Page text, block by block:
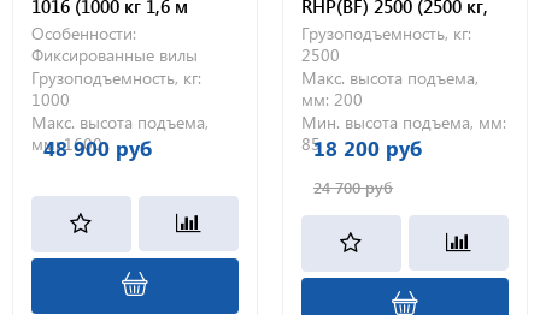
1016 (1000 кг 1,6 м
фиксированные вилы)
Особенности:
Фиксированные вилы
Грузоподъемность, кг:
1000
Макс. высота подъема,
мм: 1600
48 900 руб
RHP(BF) 2500 (2500 кг,
1150 мм,
полиуретановые
колеса)
Грузоподъемность, кг:
2500
Макс. высота подъема,
мм: 200
Мин. высота подъема, мм:
8518 200 руб
24 700 руб